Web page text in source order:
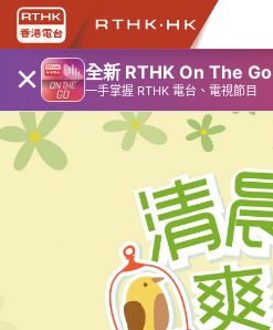
× 全新 RTHK On The Go
一手掌握 RTHK 電台、電視節目